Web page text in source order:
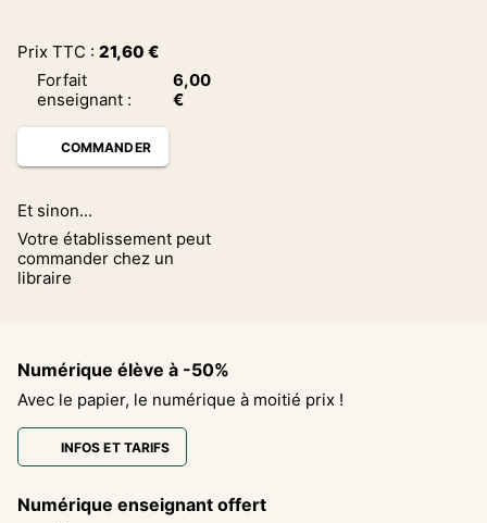
Prix TTC : 21,60 €
Forfait
enseignant :
6,00
€
COMMANDER
Et sinon...
Votre établissement peut
commander chez un
libraire
Numérique élève à -50%
Avec le papier, le numérique à moitié prix !
INFOS ET TARIFS
Numérique enseignant offert